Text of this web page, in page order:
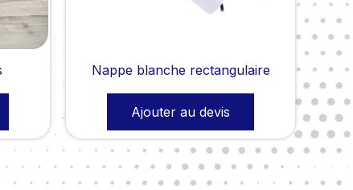
Nappe blanche rectangulaire
Ajouter au devis